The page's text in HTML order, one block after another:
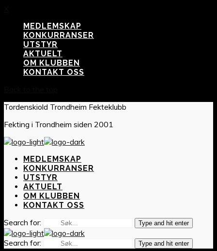
MEDLEMSKAP
KONKURRANSER
UTSTYR
AKTUELT
OM KLUBBEN
KONTAKT OSS
Tordenskiold Trondheim Fekteklubb
Fekting i Trondheim siden 2001
MEDLEMSKAP
KONKURRANSER
UTSTYR
AKTUELT
OM KLUBBEN
KONTAKT OSS
Search for: Type and hit enter
Search for: Type and hit enter